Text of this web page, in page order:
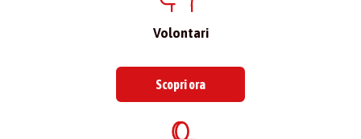
Volontari
Scopri ora